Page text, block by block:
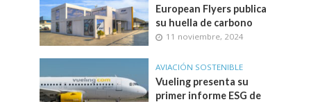
European Flyers publica
su huella de carbono
11 noviembre, 2024
AVIACIÓN SOSTENIBLE
Vueling presenta su
primer informe ESG de